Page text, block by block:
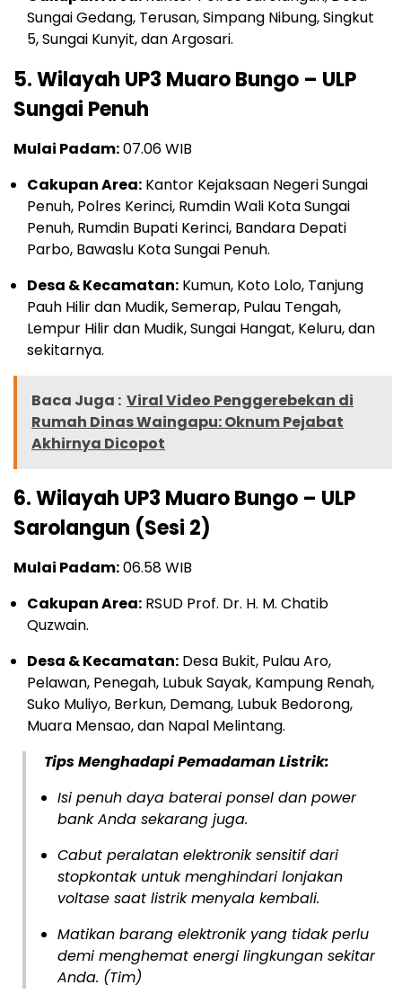
Sungai Gedang, Terusan, Simpang Nibung, Singkut
5, Sungai Kunyit, dan Argosari.
5. Wilayah UP3 Muaro Bungo – ULP
Sungai Penuh
Mulai Padam:07.06 WIB
Cakupan Area: Kantor Kejaksaan Negeri Sungai
Penuh, Polres Kerinci, Rumdin Wali Kota Sungai
Penuh, Rumdin Bupati Kerinci, Bandara Depati
Parbo, Bawaslu Kota Sungai Penuh.
Desa & Kecamatan: Kumun, Koto Lolo, Tanjung
Pauh Hilir dan Mudik, Semerap, Pulau Tengah,
Lempur Hilir dan Mudik, Sungai Hangat, Keluru, dan
sekitarnya.
Baca Juga : Viral Video Penggerebekan di
Rumah Dinas Waingapu: Oknum Pejabat
Akhirnya Dicopot
6. Wilayah UP3 Muaro Bungo – ULP
Sarolangun (Sesi 2)
Mulai Padam:06.58 WIB
Cakupan Area: RSUD Prof. Dr. H. M. Chatib
Quzwain.
Desa & Kecamatan: Desa Bukit, Pulau Aro,
Pelawan, Penegah, Lubuk Sayak, Kampung Renah,
Suko Muliyo, Berkun, Demang, Lubuk Bedorong,
Muara Mensao, dan Napal Melintang.
Tips Menghadapi Pemadaman Listrik:
Isi penuh daya baterai ponsel dan power
bankAnda sekarang juga.
Cabut peralatan elektronik sensitif dari
stopkontak untuk menghindari lonjakan
voltase saat listrik menyala kembali.
Matikan barang elektronik yang tidak perlu
demi menghemat energi lingkungan sekitar
Anda. (Tim)